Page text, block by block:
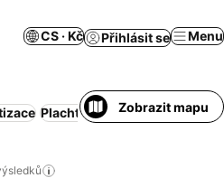
CS · Kč Přihlásit se Menu
Plachtění Zobrazit mapu